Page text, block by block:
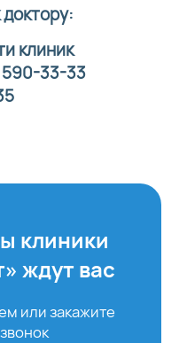
клиник
33-33
клиники
ждут вас
или закажите